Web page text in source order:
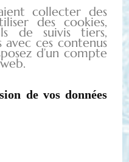
collecter des
des cookies,
de suivis tiers,
ces contenus
d’un compte
de vos données